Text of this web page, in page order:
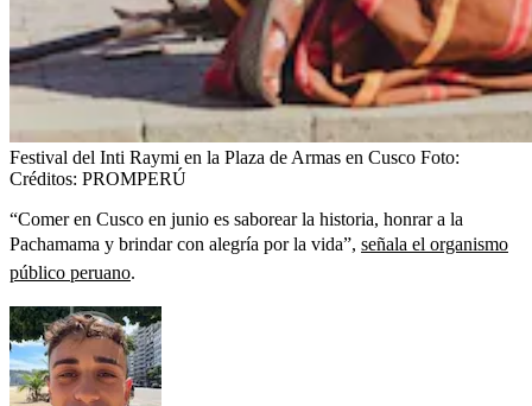
Festival del Inti Raymi en la Plaza de Armas en Cusco Foto:
Créditos: PROMPERÚ
“Comer en Cusco en junio es saborear la historia, honrar a la
Pachamama y brindar con alegría por la vida”, señala el organismo
público peruano.